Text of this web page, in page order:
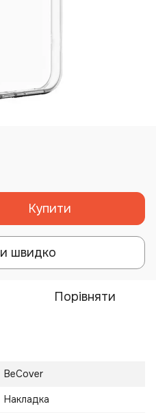
Купити
швидко
Порівняти
BeCover
Накладка